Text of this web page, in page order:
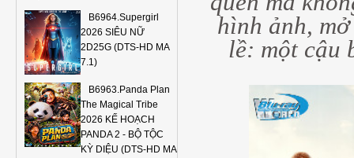
B6964.Supergirl
2026 SIÊU NỮ
2D25G (DTS-HD MA
7.1)
B6963.Panda Plan
The Magical Tribe
2026 KẾ HOẠCH
PANDA 2 - BỘ TỘC
KỲ DIỆU (DTS-HD MA
hình ảnh,
lề: một cậu